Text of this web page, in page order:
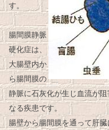
す。
腸間膜静脈
硬化症は、
大腸壁内か
ら腸間膜の
静脈に石灰化が生じ血流が
なる疾患です。
腸壁から腸間膜を通って肝